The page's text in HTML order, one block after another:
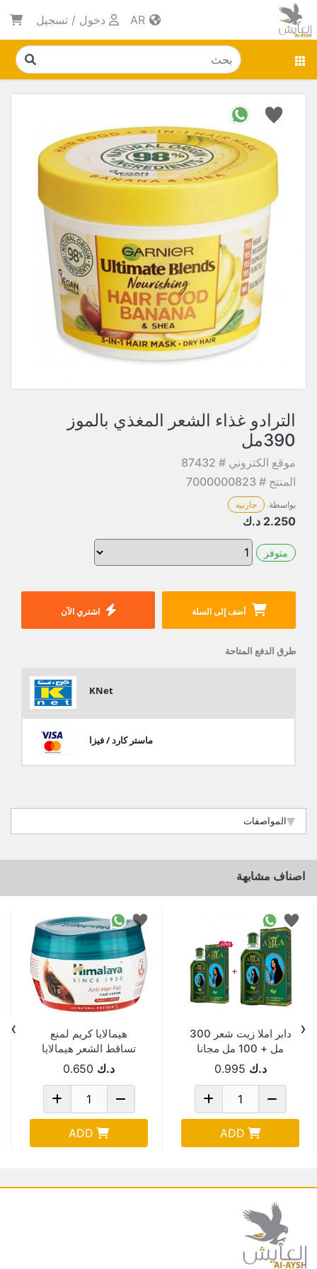
دخول / تسجيل
الترادو غذاء الشعر المغذي بالموز
390مل
موقع الكتروني # 87432
المنتج # 7000000823
بواسطة جارنيه
2.250 د.ك
متوفر
أضف إلى السلة اشتري الآن
طرق الدفع المتاحة
KNet
ماستر كارد / فيزا
المواصفات
اصناف مشابهة
دابر املا زيت شعر 300
مل + 100 مل مجانا
د.ك 0.995
ADD
هيمالايا كريم لمنع
تساقط الشعر هيمالايا
كريم الشعر بالبروتين
140 مل 1
د.ك 0.650
ADD
‹
›